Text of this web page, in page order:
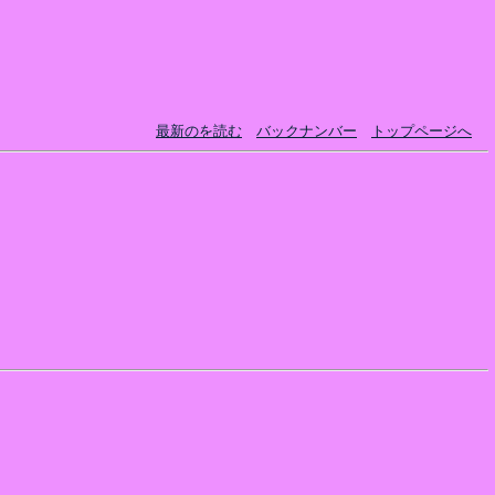
最新のを読む バックナンバー トップページへ